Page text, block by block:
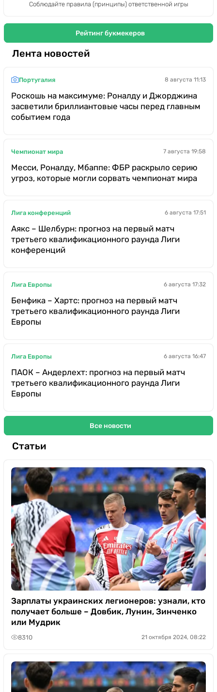
Соблюдайте правила (принципы) ответственной игры
Рейтинг букмекеров
Лента новостей
Португалия 8 августа 11:13
Роскошь на максимуме: Роналду и Джорджина
засветили бриллиантовые часы перед главным
событием года
Чемпионат мира 7 августа 19:58
Месси, Роналду, Мбаппе: ФБР раскрыло серию
угроз, которые могли сорвать чемпионат мира
Лига конференций 6 августа 17:51
Аякс – Шелбурн: прогноз на первый матч
третьего квалификационного раунда Лиги
конференций
Лига Европы 6 августа 17:32
Бенфика – Хартс: прогноз на первый матч
третьего квалификационного раунда Лиги
Европы
Лига Европы 6 августа 16:47
ПАОК – Андерлехт: прогноз на первый матч
третьего квалификационного раунда Лиги
Европы
Все новости
Статьи
Зарплаты украинских легионеров: узнали, кто
получает больше – Довбик, Лунин, Зинченко
или Мудрик
8310 21 октября 2024, 08:22